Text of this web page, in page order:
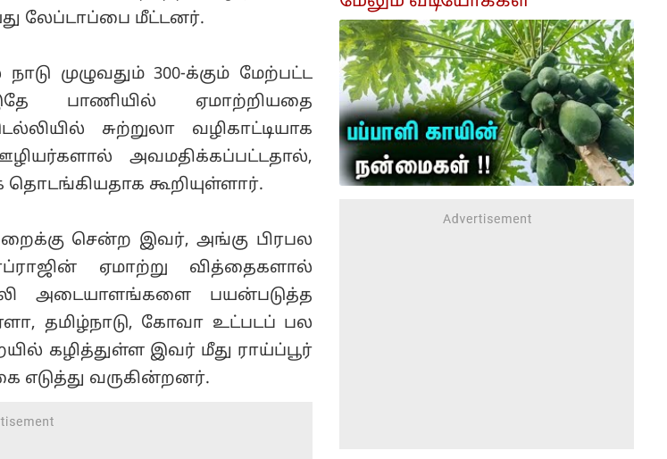
பாணியில் ஏமாற்றியதை
சுற்றுலா வழிகாட்டியாக
அவமதிக்கப்பட்டதால்,
கூறியுள்ளார்.
ஏமாற்று வித்தைகளால்
அடையாளங்களை பயன்படுத்த
தமிழ்நாடு, கோவா உட்படப் பல
கழித்துள்ள இவர் மீது ராய்ப்பூர்
எடுத்து வருகின்றனர்.
சத்ரபதி சம்பாஜிநகரில்
நடைபெற்ற கட்சியின்
முக்கிய தலைவர்கள்
கூட்டத்திற்கு பிறகு
செய்தியாளர்களை
சந்தித்த அவர் இதனைத்
தெரிவித்தார்.
மசோதா மக்களவையில்
நிறைவேற்றப்பட்டுள்ளது.